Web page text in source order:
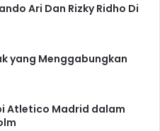
Ari Dan Rizky Ridho Di
yang Menggabungkan
Atletico Madrid dalam